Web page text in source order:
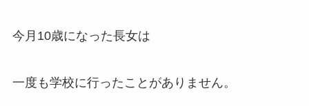
今月10歳になった長女は
一度も学校に行ったことがありません。